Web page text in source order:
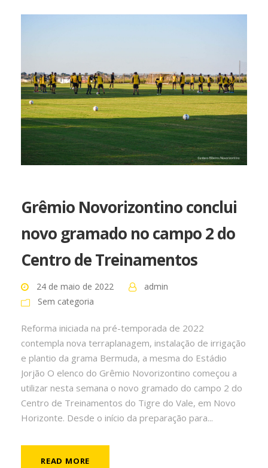
Grêmio Novorizontino conclui
novo gramado no campo 2 do
Centro de Treinamentos
24 de maio de 2022
admin
Sem categoria
Reforma iniciada na pré-temporada de 2022
contempla nova terraplanagem, instalação de irrigação
e plantio da grama Bermuda, a mesma do Estádio
Jorjão O elenco do Grêmio Novorizontino começou a
utilizar nesta semana o novo gramado do campo 2 do
Centro de Treinamentos do Tigre do Vale, em Novo
Horizonte. Desde o início da preparação para...
READ MORE